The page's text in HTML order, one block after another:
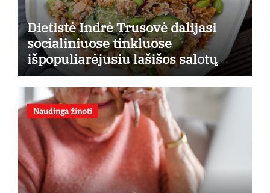
Dietistė Indrė Trusovė dalijasi
socialiniuose tinkluose
išpopuliarėjusiu lašišos salotų
receptu
Naudinga žinoti